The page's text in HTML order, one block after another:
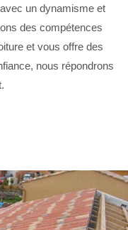
un dynamisme et
des compétences
et vous offre des
nous répondrons